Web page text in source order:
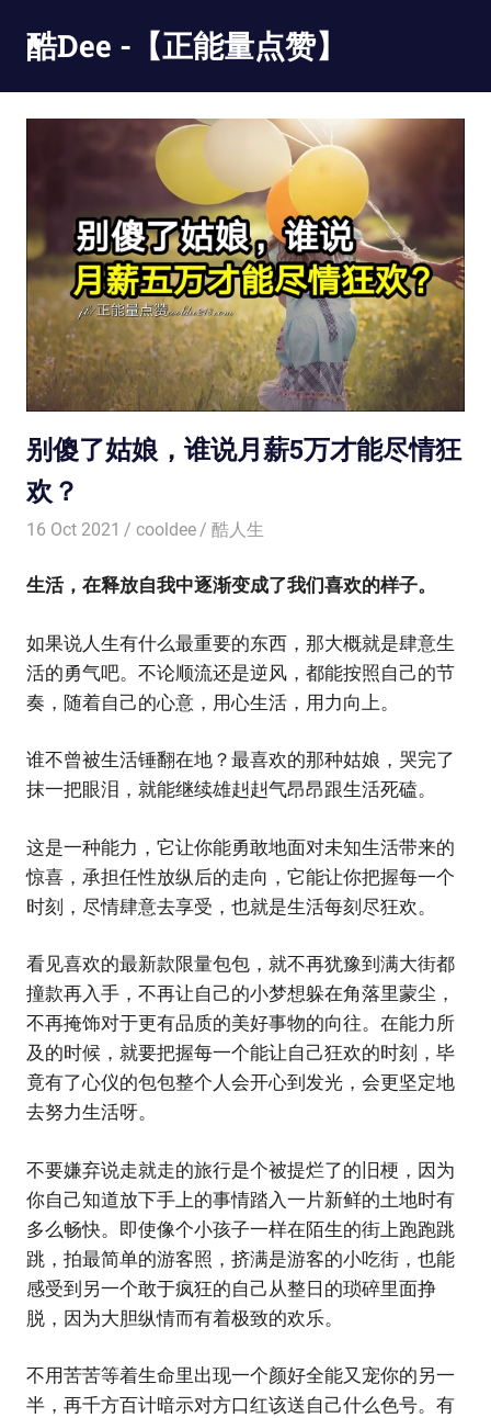
content
酷Dee -【正能量点赞】
酷
别傻了姑娘，谁说月薪5万才能尽情狂
欢？
16 Oct 2021 cooldee 酷人生
生活，在释放自我中逐渐变成了我们喜欢的样子。
如果说人生有什么最重要的东西，那大概就是肆意生
活的勇气吧。不论顺流还是逆风，都能按照自己的节
奏，随着自己的心意，用心生活，用力向上。
谁不曾被生活锤翻在地？最喜欢的那种姑娘，哭完了
抹一把眼泪，就能继续雄赳赳气昂昂跟生活死磕。
这是一种能力，它让你能勇敢地面对未知生活带来的
惊喜，承担任性放纵后的走向，它能让你把握每一个
时刻，尽情肆意去享受，也就是生活每刻尽狂欢。
看见喜欢的最新款限量包包，就不再犹豫到满大街都
撞款再入手，不再让自己的小梦想躲在角落里蒙尘，
不再掩饰对于更有品质的美好事物的向往。在能力所
及的时候，就要把握每一个能让自己狂欢的时刻，毕
竟有了心仪的包包整个人会开心到发光，会更坚定地
去努力生活呀。
不要嫌弃说走就走的旅行是个被提烂了的旧梗，因为
你自己知道放下手上的事情踏入一片新鲜的土地时有
多么畅快。即使像个小孩子一样在陌生的街上跑跑跳
跳，拍最简单的游客照，挤满是游客的小吃街，也能
感受到另一个敢于疯狂的自己从整日的琐碎里面挣
脱，因为大胆纵情而有着极致的欢乐。
不用苦苦等着生命里出现一个颜好全能又宠你的另一
半，再千方百计暗示对方口红该送自己什么色号。有